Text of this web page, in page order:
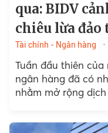
qua: BIDV
chiêu lừa
Tài chính - Ngân hàng
Tuần đầu thiên
ngân hàng đã có
nhằm mở rộng